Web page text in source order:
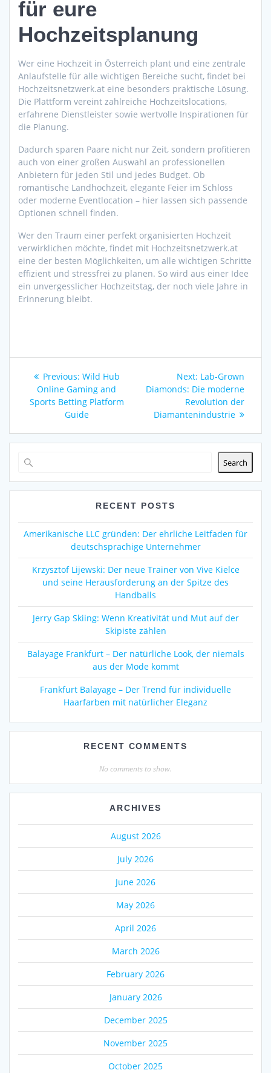
für eure
Hochzeitsplanung
Wer eine Hochzeit in Österreich plant und eine zentrale
Anlaufstelle für alle wichtigen Bereiche sucht, findet bei
Hochzeitsnetzwerk.at eine besonders praktische Lösung.
Die Plattform vereint zahlreiche Hochzeitslocations,
erfahrene Dienstleister sowie wertvolle Inspirationen für
die Planung.
Dadurch sparen Paare nicht nur Zeit, sondern profitieren
auch von einer großen Auswahl an professionellen
Anbietern für jeden Stil und jedes Budget. Ob
romantische Landhochzeit, elegante Feier im Schloss
oder moderne Eventlocation – hier lassen sich passende
Optionen schnell finden.
Wer den Traum einer perfekt organisierten Hochzeit
verwirklichen möchte, findet mit Hochzeitsnetzwerk.at
eine der besten Möglichkeiten, um alle wichtigen Schritte
effizient und stressfrei zu planen. So wird aus einer Idee
ein unvergesslicher Hochzeitstag, der noch viele Jahre in
Erinnerung bleibt.
Post
navigation
Previous: Previous
post:
Wild Hub
Online Gaming and
Sports Betting Platform
Guide
Next: Next
post:
Lab-Grown
Diamonds: Die moderne
Revolution der
Diamantenindustrie
Search
RECENT POSTS
Amerikanische LLC gründen: Der ehrliche Leitfaden für
deutschsprachige Unternehmer
Krzysztof Lijewski: Der neue Trainer von Vive Kielce
und seine Herausforderung an der Spitze des
Handballs
Jerry Gap Skiing: Wenn Kreativität und Mut auf der
Skipiste zählen
Balayage Frankfurt – Der natürliche Look, der niemals
aus der Mode kommt
Frankfurt Balayage – Der Trend für individuelle
Haarfarben mit natürlicher Eleganz
RECENT COMMENTS
No comments to show.
ARCHIVES
August 2026
July 2026
June 2026
May 2026
April 2026
March 2026
February 2026
January 2026
December 2025
November 2025
October 2025